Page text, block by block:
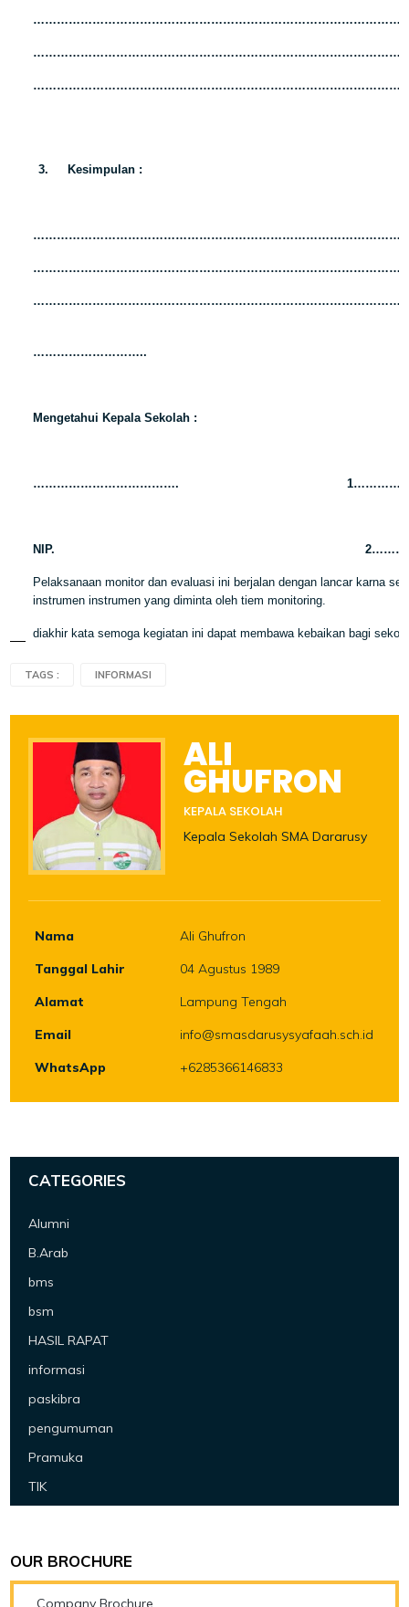
3. Kesimpulan :
………………………..
Mengetahui Kepala Sekolah :
……………………………….
NIP.
Pelaksanaan monitor dan evaluasi ini berjalan dengan lancar karna
instrumen instrumen yang diminta oleh tiem monitoring.
diakhir kata semoga kegiatan ini dapat membawa kebaikan bagi
TAGS : INFORMASI
ALI
GHUFRON
KEPALA SEKOLAH
Kepala Sekolah SMA Dararusy
Nama
Ali Ghufron
Tanggal Lahir
04 Agustus 1989
Alamat
Lampung Tengah
Email
info@smasdarusysyafaah.sch.id
WhatsApp
+6285366146833
CATEGORIES
Alumni
B.Arab
bms
bsm
HASIL RAPAT
informasi
paskibra
pengumuman
Pramuka
TIK
OUR BROCHURE
Company Brochure